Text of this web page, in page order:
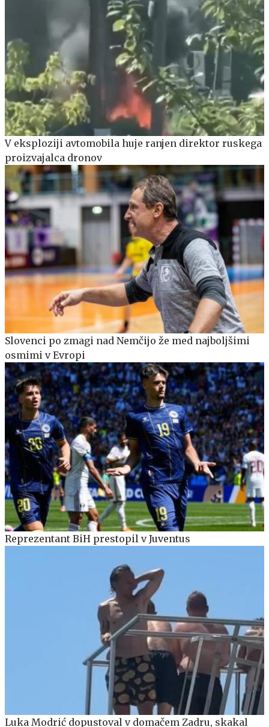
V eksploziji avtomobila huje ranjen direktor ruskega
proizvajalca dronov
Slovenci po zmagi nad Nemčijo že med najboljšimi
osmimi v Evropi
Reprezentant BiH prestopil v Juventus
Luka Modrić dopustoval v domačem Zadru, skakal